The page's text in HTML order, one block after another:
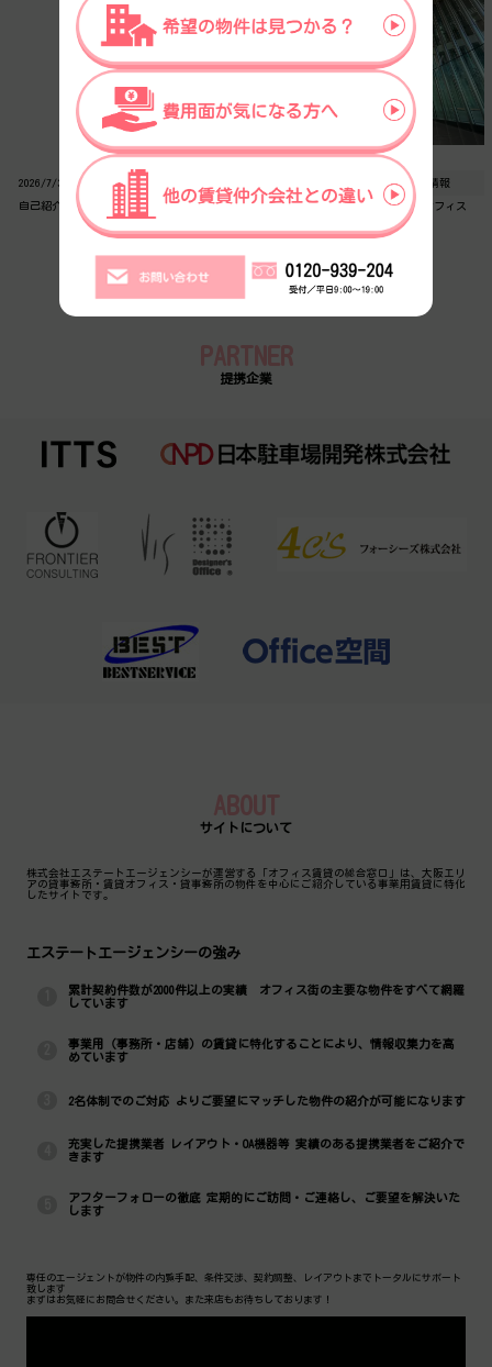
2026/7/31
自己紹介【米田】
物件情報
ハイグレードオフィスとレンタルオフィス
PARTNER
提携企業
ABOUT
サイトについて
株式会社エステートエージェンシーが運営する「オフィス賃貸の総合窓口」は、大阪エリ
アの貸事務所・賃貸オフィス・貸事務所の物件を中心にご紹介している事業用賃貸に特化
したサイトです。
エステートエージェンシーの強み
累計契約件数が2000件以上の実績 オフィス街の主要な物件をすべて網羅
しています
事業用（事務所・店舗）の賃貸に特化することにより、情報収集力を高
めています
2名体制でのご対応 よりご要望にマッチした物件の紹介が可能になります
充実した提携業者 レイアウト・OA機器等 実績のある提携業者をご紹介で
きます
アフターフォローの徹底 定期的にご訪問・ご連絡し、ご要望を解決いた
します
専任のエージェントが物件の内覧手配、条件交渉、契約調整、レイアウトまでトータルにサポート
致します
まずはお気軽にお問合せください。また来店もお待ちしております！